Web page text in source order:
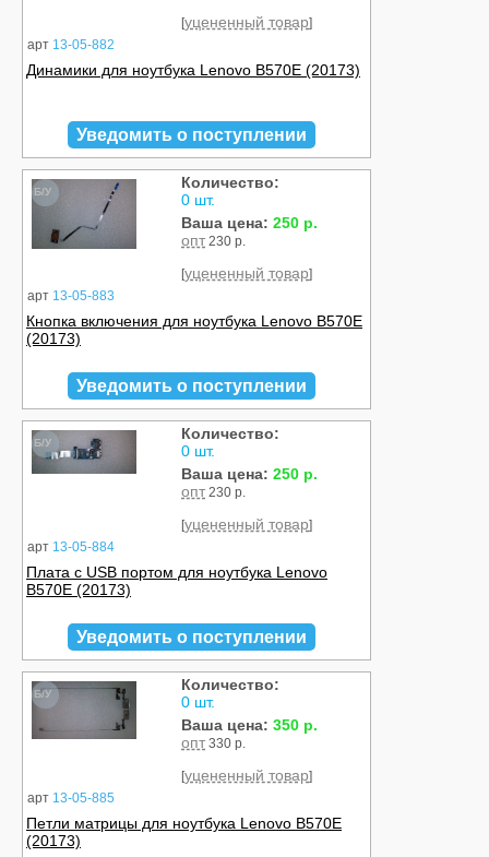
арт 13-05-882
[уцененный товар]
Динамики для ноутбука Lenovo B570E (20173)
Уведомить о поступлении
Б/У
арт 13-05-883
Количество:
0 шт.
Ваша цена: 250 р.
опт 230 р.
[уцененный товар]
Кнопка включения для ноутбука Lenovo B570E
(20173)
Уведомить о поступлении
Б/У
арт 13-05-884
Количество:
0 шт.
Ваша цена: 250 р.
опт 230 р.
[уцененный товар]
Плата с USB портом для ноутбука Lenovo
B570E (20173)
Уведомить о поступлении
Б/У
арт 13-05-885
Количество:
0 шт.
Ваша цена: 350 р.
опт 330 р.
[уцененный товар]
Петли матрицы для ноутбука Lenovo B570E
(20173)